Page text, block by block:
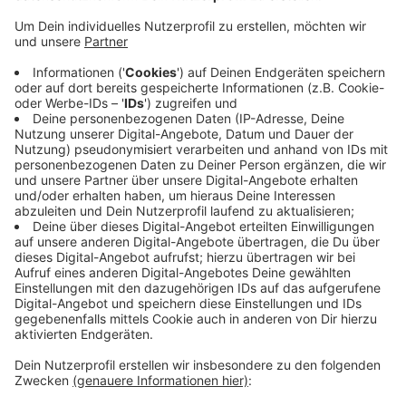
werden.
Aber auch Zoos, Vergnügungsparks,
Fitnessstudios und Musikschulen können wieder
öffnen.
Museen, Bibliotheken, Kinos und Theater müssen
aber weiterhin geschlossen bleiben.
Und Schüler an weiterführenden Schulen sowie
Studenten können nur an einem Tag in der Woche
zum Unterricht in die Bildungseinrichtungen gehen.
Veröffentlicht:Mittwoch, 19.05.2021 09:38
Anzeige